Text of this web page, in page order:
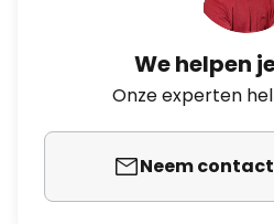
We helpen
Onze experten
Neem